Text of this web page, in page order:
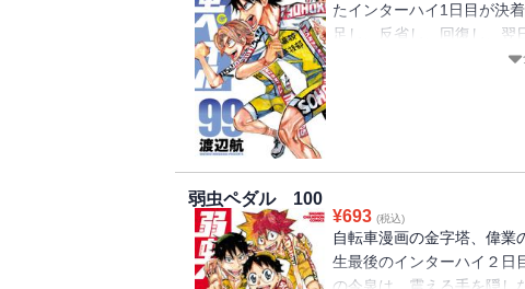
たインターハイ1日目が決
足し、反省し、回復し、翌
の杉元照文、箱根学園の真
弱虫ペダル 100
¥693 (税込)
自転車漫画の金字塔、偉業
生最後のインターハイ２日